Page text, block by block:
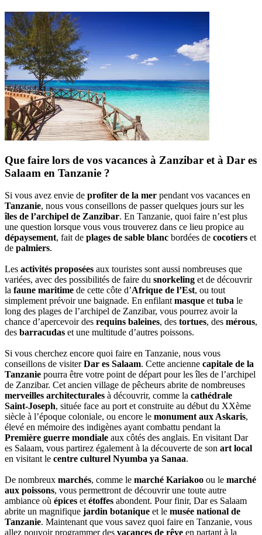
Que faire lors de vos vacances à Zanzibar et à Dar es
Salaam en Tanzanie ?
Si vous avez envie de profiter de la mer pendant vos vacances en
Tanzanie, nous vous conseillons de passer quelques jours sur les
îles de l’archipel de Zanzibar. En Tanzanie, quoi faire n’est plus
une question lorsque vous vous trouverez dans ce lieu propice au
dépaysement, fait de plages de sable blanc bordées de cocotiers et
de palmiers.
Les activités proposées aux touristes sont aussi nombreuses que
variées, avec des possibilités de faire du snorkeling et de découvrir
la faune maritime de cette côte d’Afrique de l’Est, ou tout
simplement prévoir une baignade. En enfilant masque et tuba le
long des plages de l’archipel de Zanzibar, vous pourrez avoir la
chance d’apercevoir des requins baleines, des tortues, des mérous,
des barracudas et une multitude d’autres poissons.
Si vous cherchez encore quoi faire en Tanzanie, nous vous
conseillons de visiterDar es Salaam. Cette ancienne capitale de la
Tanzanie pourra être votre point de départ pour les îles de l’archipel
de Zanzibar. Cet ancien village de pêcheurs abrite de nombreuses
merveilles architecturales à découvrir, comme la cathédrale
Saint-Joseph, située face au port et construite au début du XXème
siècle à l’époque coloniale, ou encore le monument aux Askaris,
élevé en mémoire des indigènes ayant combattu pendant la
Première guerre mondiale aux côtés des anglais. En visitant Dar
es Salaam, vous partirez également à la découverte de son art local
en visitant le centre culturel Nyumba ya Sanaa.
De nombreux marchés, comme le marché Kariakoo ou le marché
aux poissons, vous permettront de découvrir une toute autre
ambiance où épices et étoffes abondent. Pour finir, Dar es Salaam
abrite un magnifique jardin botanique et le musée national de
Tanzanie. Maintenant que vous savez quoi faire en Tanzanie, vous
allez pouvoir programmer des vacances de rêve en partant à la